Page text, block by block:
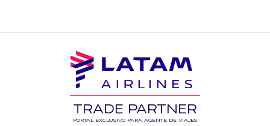
TRADE PARTNER
PORTAL EXCLUSIVO PARA AGENTE DE VIAJES